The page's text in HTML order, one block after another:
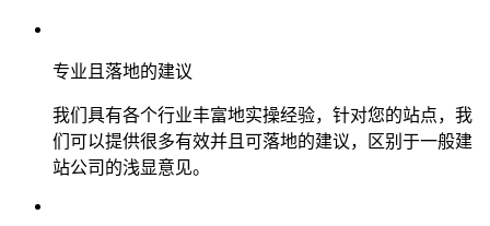
专业且落地的建议
我们具有各个行业丰富地实操经验，针对您的站点，我
们可以提供很多有效并且可落地的建议，区别于一般建
站公司的浅显意见。